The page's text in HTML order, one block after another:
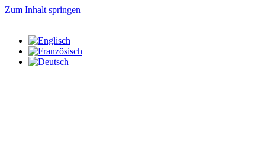
Zum Inhalt springen